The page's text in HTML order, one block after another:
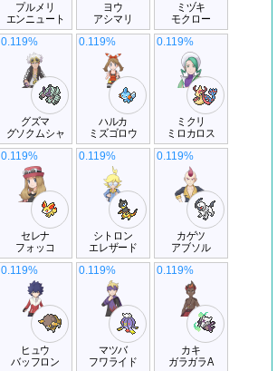
プルメリ
エンニュート
ヨウ
アシマリ
ミヅキ
モクロー
グズマ
グソクムシャ
0.119%
ハルカ
ミズゴロウ
0.119%
ミクリ
ミロカロス
0.119%
セレナ
フォッコ
0.119%
シトロン
エレザード
0.119%
カゲツ
アブソル
0.119%
ヒュウ
バッフロン
0.119%
マツバ
フワライド
0.119%
カキ
ガラガラA
0.119%